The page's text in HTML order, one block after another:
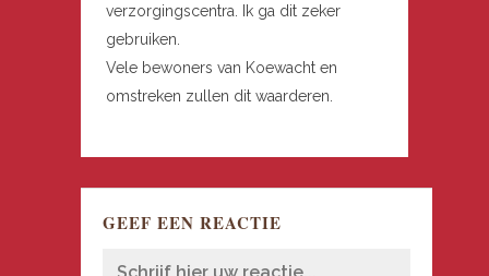
verzorgingscentra. Ik ga dit zeker
gebruiken.
Vele bewoners van Koewacht en
omstreken zullen dit waarderen.
GEEF EEN REACTIE